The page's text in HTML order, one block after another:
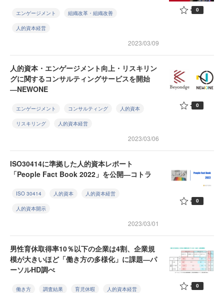
エンゲージメント 組織改革・組織改善
人的資本経営
2023/03/09
0
人的資本・エンゲージメント向上・リスキリン
グに関するコンサルティングサービスを開始
―NEWONE
エンゲージメント コンサルティング 人的資本
リスキリング 人的資本経営
2023/03/06
0
ISO30414に準拠した人的資本レポート
「People Fact Book 2022」を公開―コトラ
ISO 30414 人的資本 人的資本経営
人的資本開示
2023/03/01
0
男性育休取得率10％以下の企業は4割、企業規
模が大きいほど「働き方の多様化」に課題―パ
ーソルHD調べ
働き方 調査結果 育児休暇 人的資本経営 0